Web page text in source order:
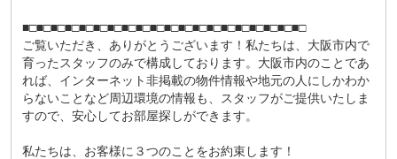
■□■□■□■□■□■□■□■□■□■□■□■□■□■□■□■□■□■□■□■□
ご覧いただき、ありがとうございます！私たちは、大阪市内で
育ったスタッフのみで構成しております。大阪市内のことであ
れば、インターネット非掲載の物件情報や地元の人にしかわか
らないことなど周辺環境の情報も、スタッフがご提供いたしま
すので、安心してお部屋探しができます。
私たちは、お客様に３つのことをお約束します！